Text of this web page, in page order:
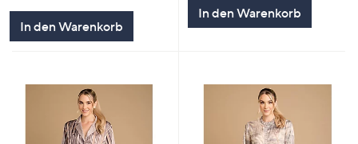
In den Warenkorb
In den Warenkorb